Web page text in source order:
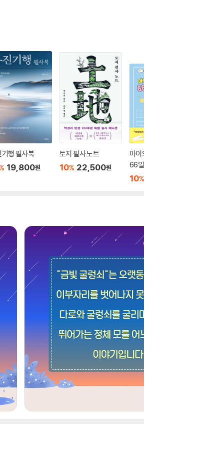
기행 필사북
19,800원
토지 필사 노트
10% 22,500원
아이의 어휘력을 위한
66일 필사 노트
10%